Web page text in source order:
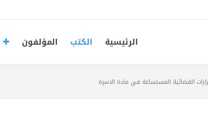
الرئيسية الكتب المؤلفون
القضائية المستساغة في مادة الاسرة